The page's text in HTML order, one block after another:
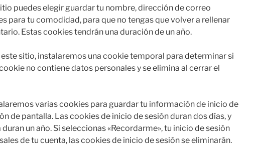
puedes elegir guardar tu nombre, dirección de correo
para tu comodidad, para que no tengas que volver a rellenar
Estas cookies tendrán una duración de un año.
sitio, instalaremos una cookie temporal para determinar si
no contiene datos personales y se elimina al cerrar el
varias cookies para guardar tu información de inicio de
de pantalla. Las cookies de inicio de sesión duran dos días, y
un año. Si seleccionas «Recordarme», tu inicio de sesión
de tu cuenta, las cookies de inicio de sesión se eliminarán.